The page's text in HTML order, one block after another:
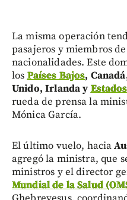
La misma operación
pasajeros y miembros
nacionalidades. Este
los Países Bajos,
Unido, Irlanda y
rueda de prensa la
Mónica García.
El último vuelo, hacia
agregó la ministra, que
ministros y el director
Mundial de la Salud